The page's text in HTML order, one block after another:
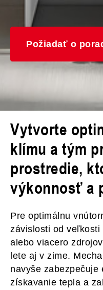
Požiadať o
Vytvorte
klímu a tým
prostredie,
výkonnosť a
Pre optimálnu
závislosti od veľkosti
alebo viacero
lete aj v zime.
navyše zabezpečuje
získavanie tepla a